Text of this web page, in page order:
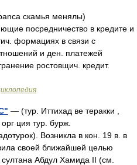
скамья менялы)
посредничество в кредите и
формациях в связи с
и ден. платежей
ростовщич. кредит.
— (тур. Иттихад ве теракки ,
ция тур. бурж.
Возникла в кон. 19 в. в
своей ближайшей целью
Абдул Хамида II (см.